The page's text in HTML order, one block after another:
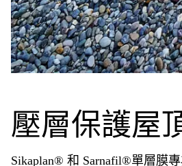
壓層保護屋
Sikaplan® 和 Sarnafil®單層膜